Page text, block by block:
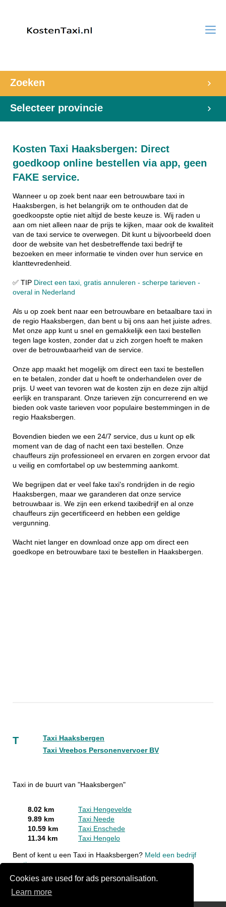
Cookies are used for ads personalisation.
Learn more
Zoeken
Selecteer provincie
Kosten Taxi Haaksbergen: Direct
goedkoop online bestellen via app, geen
FAKE service.
Wanneer u op zoek bent naar een betrouwbare taxi in
Haaksbergen, is het belangrijk om te onthouden dat de
goedkoopste optie niet altijd de beste keuze is. Wij raden u
aan om niet alleen naar de prijs te kijken, maar ook de kwaliteit
van de taxi service te overwegen. Dit kunt u bijvoorbeeld doen
door de website van het desbetreffende taxi bedrijf te
bezoeken en meer informatie te vinden over hun service en
klanttevredenheid.
✅ TIP Direct een taxi, gratis annuleren - scherpe tarieven -
overal in Nederland
Als u op zoek bent naar een betrouwbare en betaalbare taxi in
de regio Haaksbergen, dan bent u bij ons aan het juiste adres.
Met onze app kunt u snel en gemakkelijk een taxi bestellen
tegen lage kosten, zonder dat u zich zorgen hoeft te maken
over de betrouwbaarheid van de service.
Onze app maakt het mogelijk om direct een taxi te bestellen
en te betalen, zonder dat u hoeft te onderhandelen over de
prijs. U weet van tevoren wat de kosten zijn en deze zijn altijd
eerlijk en transparant. Onze tarieven zijn concurrerend en we
bieden ook vaste tarieven voor populaire bestemmingen in de
regio Haaksbergen.
Bovendien bieden we een 24/7 service, dus u kunt op elk
moment van de dag of nacht een taxi bestellen. Onze
chauffeurs zijn professioneel en ervaren en zorgen ervoor dat
u veilig en comfortabel op uw bestemming aankomt.
We begrijpen dat er veel fake taxi's rondrijden in de regio
Haaksbergen, maar we garanderen dat onze service
betrouwbaar is. We zijn een erkend taxibedrijf en al onze
chauffeurs zijn gecertificeerd en hebben een geldige
vergunning.
Wacht niet langer en download onze app om direct een
goedkope en betrouwbare taxi te bestellen in Haaksbergen.
T
Taxi Haaksbergen
Taxi Vreebos Personenvervoer BV
Taxi in de buurt van "Haaksbergen"
8.02 km
Taxi Hengevelde
9.89 km
Taxi Neede
10.59 km
Taxi Enschede
11.34 km
Taxi Hengelo
Bent of kent u een Taxi in Haaksbergen? Meld een bedrijf
gratis aan